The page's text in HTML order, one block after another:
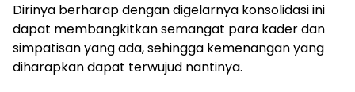
Dirinya berharap dengan digelarnya konsolidasi ini
dapat membangkitkan semangat para kader dan
simpatisan yang ada, sehingga kemenangan yang
diharapkan dapat terwujud nantinya.